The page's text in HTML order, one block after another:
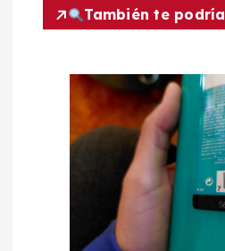
a
También te